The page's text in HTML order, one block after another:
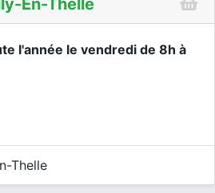
En-Thelle
l'année le vendredi de 8h à
Thelle